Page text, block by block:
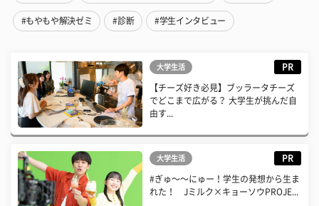
#もやもや解決ゼミ #診断 #学生インタビュー
大学生活 PR
【チーズ好き必見】ブッラータチーズ
でどこまで広がる？ 大学生が挑んだ自
由す...
大学生活 PR
#ぎゅ〜〜にゅー！学生の発想から生ま
れた！ Jミルク×キョーソウPROJE...